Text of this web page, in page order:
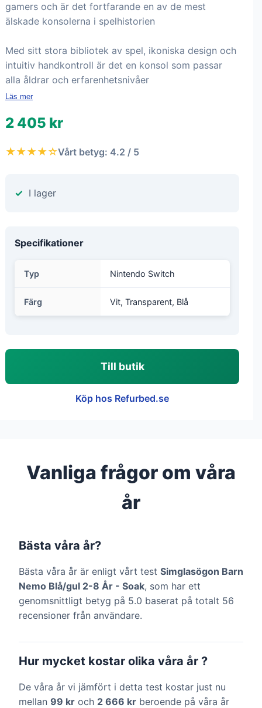
gamers och är det fortfarande en av de mest
älskade konsolerna i spelhistorien
Med sitt stora bibliotek av spel, ikoniska design och
intuitiv handkontroll är det en konsol som passar
alla åldrar och erfarenhetsnivåer
Läs mer
2 405 kr
★★★★☆Vårt betyg: 4.2 / 5
I lager
Specifikationer
Typ Nintendo Switch
Färg Vit, Transparent, Blå
Till butik
Köp hos Refurbed.se
Vanliga frågor om våra
år
Bästa våra år?
Bästa våra år är enligt vårt test Simglasögon Barn
Nemo Blå/gul 2-8 År - Soak, som har ett
genomsnittligt betyg på 5.0 baserat på totalt 56
recensioner från användare.
Hur mycket kostar olika våra år ?
De våra år vi jämfört i detta test kostar just nu
mellan 99 kr och 2 666 kr beroende på våra år